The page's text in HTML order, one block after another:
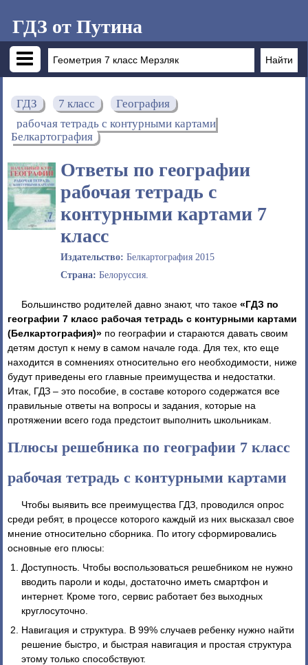
ГДЗ от Путина
ГДЗ 7 класс
География
рабочая тетрадь с контурными картами
Белкартография
Ответы по географии
рабочая тетрадь с
контурными картами 7
класс
Издательство: Белкартография 2015
Страна: Белоруссия.
Большинство родителей давно знают, что такое «ГДЗ по
географии 7 класс рабочая тетрадь с контурными картами
(Белкартография)» по географии и стараются давать своим
детям доступ к нему в самом начале года. Для тех, кто еще
находится в сомнениях относительно его необходимости, ниже
будут приведены его главные преимущества и недостатки.
Итак, ГДЗ – это пособие, в составе которого содержатся все
правильные ответы на вопросы и задания, которые на
протяжении всего года предстоит выполнить школьникам.
Плюсы решебника по географии 7 класс
рабочая тетрадь с контурными картами
Чтобы выявить все преимущества ГДЗ, проводился опрос
среди ребят, в процессе которого каждый из них высказал свое
мнение относительно сборника. По итогу сформировались
основные его плюсы:
Доступность. Чтобы воспользоваться решебником не нужно
вводить пароли и коды, достаточно иметь смартфон и
интернет. Кроме того, сервис работает без выходных
круглосуточно.
Навигация и структура. В 99% случаев ребенку нужно найти
решение быстро, и быстрая навигация и простая структура
этому только способствуют.